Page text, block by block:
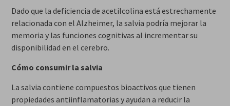
Dado que la deficiencia de acetilcolina está estrechamente
relacionada con el Alzheimer, la salvia podría mejorar la
memoria y las funciones cognitivas al incrementar su
disponibilidad en el cerebro.
Cómo consumir la salvia
La salvia contiene compuestos bioactivos que tienen
propiedades antiinflamatorias y ayudan a reducir la